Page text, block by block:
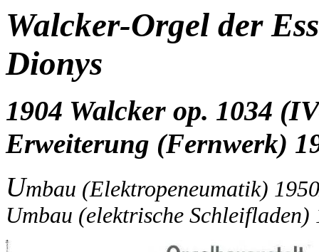
Walcker-Orgel der
Dionys
1904 Walcker op. 1034
Erweiterung (Fernwerk)
Umbau (Elektropeneumatik)
Umbau (elektrische